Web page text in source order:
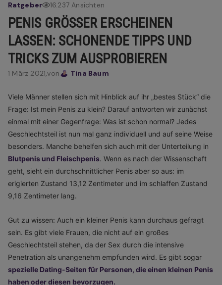
Ratgeber 16.237 Ansichten
PENIS GRÖSSER ERSCHEINEN L
ASSEN: SCHONENDE TIPPS UND T
RICKS ZUM AUSPROBIEREN
1 März 2021,von Tina Baum
Viele Männer stellen sich mit Hinblick auf ihr „bestes Stück“ die
Frage: Ist mein Penis zu klein? Darauf antworten wir zunächst
einmal mit einer Gegenfrage: Was ist schon normal? Jedes
Geschlechtsteil ist nun mal ganz individuell und auf seine Weise
besonders. Manche behelfen sich auch mit der Unterteilung in
Blutpenis und Fleischpenis. Wenn es nach der Wissenschaft
geht, sieht ein durchschnittlicher Penis aber so aus: im
erigierten Zustand 13,12 Zentimeter und im schlaffen Zustand
9,16 Zentimeter lang.
Gut zu wissen: Auch ein kleiner Penis kann durchaus gefragt
sein. Es gibt viele Frauen, die nicht auf ein großes
Geschlechtsteil stehen, da der Sex durch die intensive
Penetration als unangenehm empfunden wird. Es gibt sogar
spezielle Dating-Seiten für Personen, die einen kleinen Penis
haben oder diesen bevorzugen.